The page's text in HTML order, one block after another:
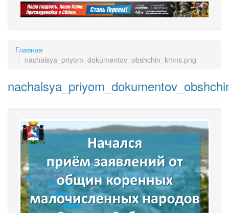
Главная
nachalsya_priyom_dokumentov_obshchin_kmns.png